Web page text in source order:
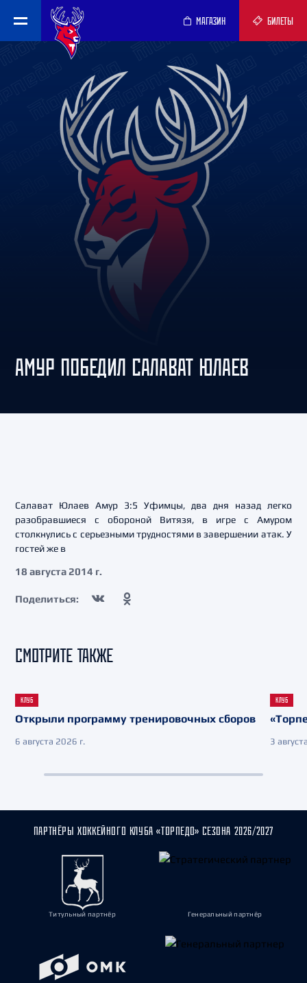
МАГАЗИН БИЛЕТЫ
АМУР ПОБЕДИЛ САЛАВАТ ЮЛАЕВ
Салават Юлаев Амур 3:5 Уфимцы, два дня назад легко
разобравшиеся с обороной Витязя, в игре с Амуром
столкнулись с серьезными трудностями в завершении атак. У
гостей же в
18 августа 2014 г.
Поделиться:
СМОТРИТЕ ТАКЖЕ
КЛУБ
Открыли программу тренировочных сборов
6 августа 2026 г.
КЛУБ
3
ПАРТНЁРЫ ХОККЕЙНОГО КЛУБА «ТОРПЕДО» СЕЗОНА 2026/2027
Титульный партнёр Генеральный партнёр